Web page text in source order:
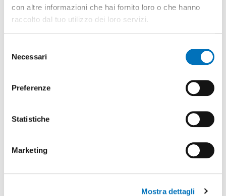
con altre informazioni che hai fornito loro o che hanno
raccolto dal tuo utilizzo dei loro servizi.
delNecessari
Preferenze
Statistiche
Marketing
Mostra dettagli
project